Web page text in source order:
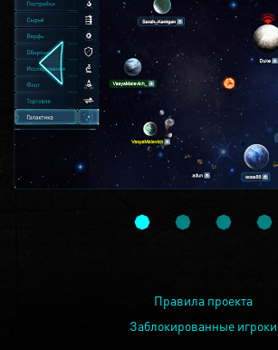
Правила проекта
Заблокированные игроки